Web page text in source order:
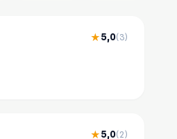
★5,0(3)
★5,0(2)